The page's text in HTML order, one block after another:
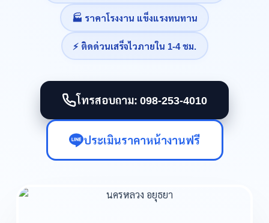
🏭 ราคาโรงงาน แข็งแรงทนทาน
⚡ ติดด่วนเสร็จไวภายใน 1-4 ชม.
โทรสอบถาม: 098-253-4010
ประเมินราคาหน้างานฟรี